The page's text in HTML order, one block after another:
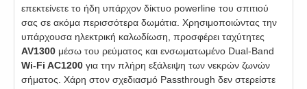
επεκτείνετε το ήδη υπάρχον δίκτυο powerline του σπιτιού
σας σε ακόμα περισσότερα δωμάτια. Χρησιμοποιώντας την
υπάρχουσα ηλεκτρική καλωδίωση, προσφέρει ταχύτητες
AV1300 μέσω του ρεύματος και ενσωματωμένο Dual-Band
Wi-Fi AC1200 για την πλήρη εξάλειψη των νεκρών ζωνών
σήματος. Χάρη στον σχεδιασμό Passthrough δεν στερείστε